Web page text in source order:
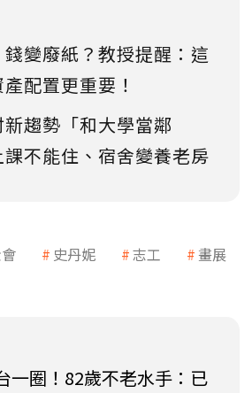
變廢紙？教授提醒：這
配置更重要！
趨勢「和大學當鄰
不能住、宿舍變養老房
史丹妮 志工
畫展
一圈！82歲不老水手：已